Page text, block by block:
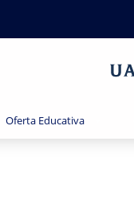
Oferta Educativa